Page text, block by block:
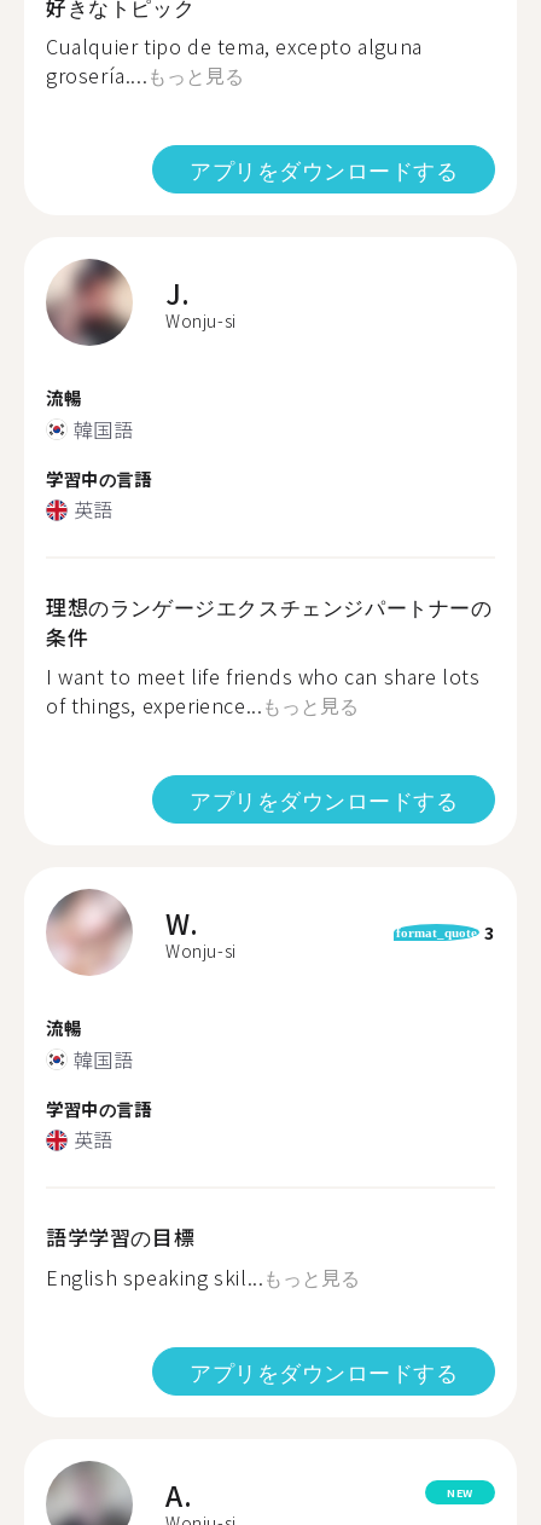
好きなトピック
Cualquier tipo de tema, excepto alguna
grosería....もっと見る
アプリをダウンロードする
J.
Wonju-si
流暢
韓国語
学習中の言語
英語
理想のランゲージエクスチェンジパートナーの
条件
I want to meet life friends who can share lots
of things, experience...もっと見る
アプリをダウンロードする
W.
Wonju-si
format_quote 3
流暢
韓国語
学習中の言語
英語
語学学習の目標
English speaking skil...もっと見る
アプリをダウンロードする
A. NEW